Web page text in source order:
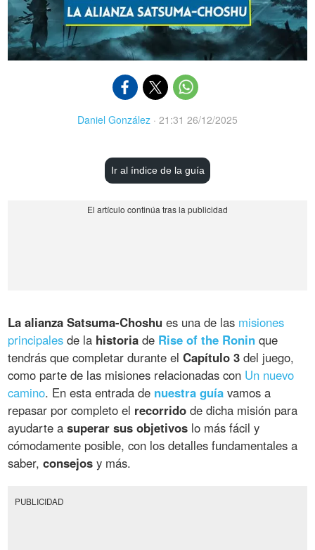
Daniel González · 21:31 26/12/2025
Ir al índice de la guía
La alianza Satsuma-Choshu es una de las misiones
principales de la historia de Rise of the Ronin que
tendrás que completar durante elCapítulo 3 del juego,
como parte de las misiones relacionadas con Un nuevo
camino. En esta entrada de nuestra guía vamos a
repasar por completo el recorrido de dicha misión para
ayudarte asuperar sus objetivos lo más fácil y
cómodamente posible, con los detalles fundamentales a
saber,consejos y más.
PUBLICIDAD